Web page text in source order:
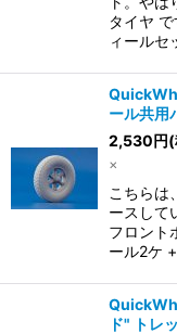
タイヤ
ィールセ
ール共用
2,530円
×
こちらは
ースして
フロント
ール2ケ
ド" トレ